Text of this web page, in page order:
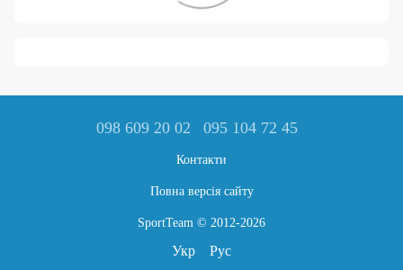
098 609 20 02 095 104 72 45
Контакти
Повна версія сайту
SportTeam © 2012-2026
Укр Рус